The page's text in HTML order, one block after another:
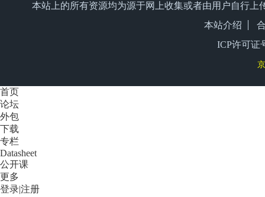
本站上的所有资源均为源于网上收集或者由用户自行
本站介绍
ICP许可证
首页
论坛
外包
下载
专栏
Datasheet
公开课
更多
登录|注册